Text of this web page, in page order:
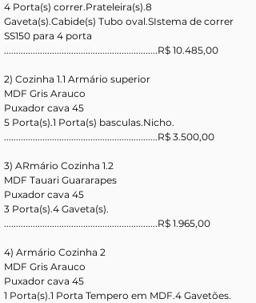
4 Porta(s) correr.Prateleira(s).8
Gaveta(s).Cabide(s) Tubo oval.SIstema de correr
SS150 para 4 porta
................................................................R$ 10.485,00
2) Cozinha 1.1 Armário superior
MDF Gris Arauco
Puxador cava 45
5 Porta(s).1 Porta(s) basculas.Nicho.
................................................................R$ 3.500,00
3) ARmário Cozinha 1.2
MDF Tauari Guararapes
Puxador cava 45
3 Porta(s).4 Gaveta(s).
................................................................R$ 1.965,00
4) Armário Cozinha 2
MDF Gris Arauco
Puxador cava 45
1 Porta(s).1 Porta Tempero em MDF.4 Gavetões.